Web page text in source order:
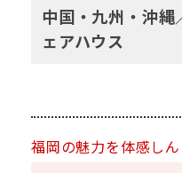
中国・九州・沖
ェアハウス
福岡の魅力を体感しん